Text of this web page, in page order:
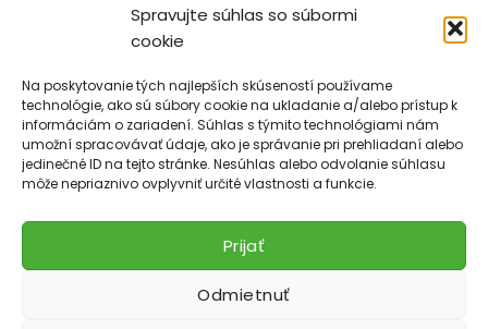
Spravujte súhlas so súbormi
cookie
Na poskytovanie tých najlepších skúseností používame
technológie, ako sú súbory cookie na ukladanie a/alebo prístup k
informáciám o zariadení. Súhlas s týmito technológiami nám
umožní spracovávať údaje, ako je správanie pri prehliadaní alebo
jedinečné ID na tejto stránke. Nesúhlas alebo odvolanie súhlasu
môže nepriaznivo ovplyvniť určité vlastnosti a funkcie.
Prijať
Odmietnuť
+421918 530 888
Cookies